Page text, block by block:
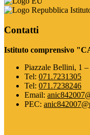
Contatti
Istituto comprensivo
Piazzale Bellini, 1
Tel: 071.7231305
Tel: 071.7238246
Email:
PEC: